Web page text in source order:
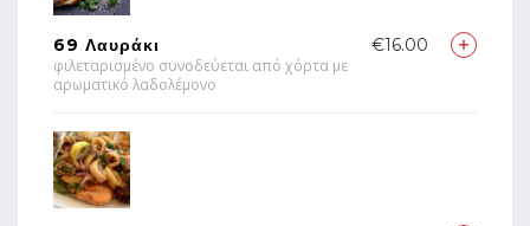
69 Λαυράκι
φιλεταρισμένο συνοδεύεται από χόρτα με
αρωματικό λαδολέμονο
€16.00